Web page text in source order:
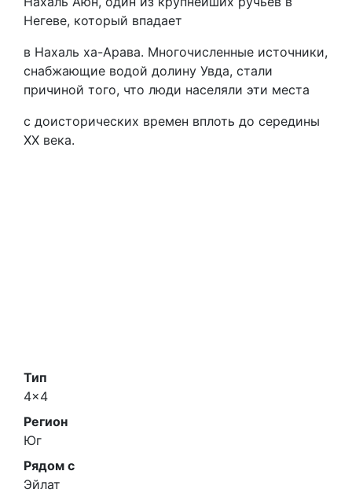
Негеве, который впадает
в Нахаль ха-Арава. Многочисленные источники,
снабжающие водой долину Увда, стали
причиной того, что люди населяли эти места
с доисторических времен вплоть до середины
ХХ века.
Тип
4x4
Регион
Юг
Рядом с
Эйлат